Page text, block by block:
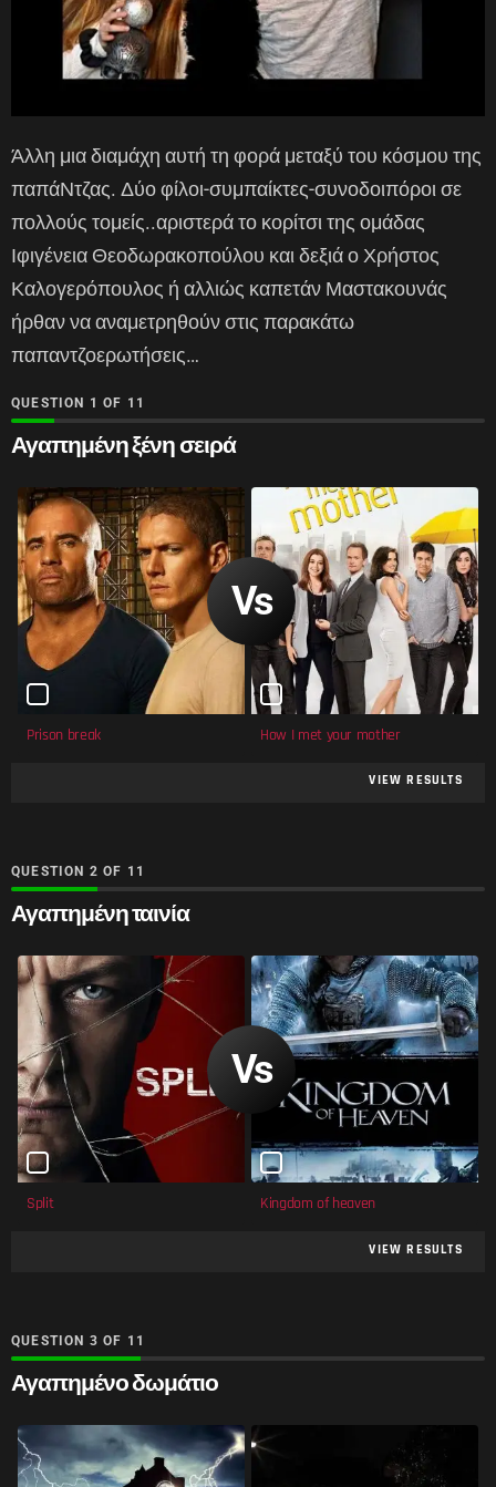
Άλλη μια διαμάχη αυτή τη φορά μεταξύ του κόσμου της
παπάΝτζας. Δύο φίλοι-συμπαίκτες-συνοδοιπόροι σε
πολλούς τομείς..αριστερά το κορίτσι της ομάδας
Ιφιγένεια Θεοδωρακοπούλου και δεξιά ο Χρήστος
Καλογερόπουλος ή αλλιώς καπετάν Μαστακουνάς
ήρθαν να αναμετρηθούν στις παρακάτω
παπαντζοερωτήσεις…
QUESTION OF 11
Αγαπημένη ξένη σειρά
Prison break How I met your mother
VIEW RESULTS
QUESTION OF 11
Αγαπημένη ταινία
Split Kingdom of heaven
VIEW RESULTS
QUESTION OF 11
Αγαπημένο δωμάτιο